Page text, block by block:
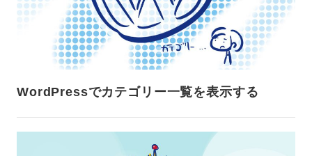
WordPressでカテゴリー一覧を表示する